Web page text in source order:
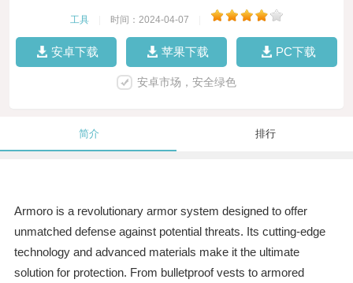
工具 时间：2024-04-07
安卓下载 苹果下载 PC下载
安卓市场，安全绿色
简介 排行
Armoro is a revolutionary armor system designed to offer
unmatched defense against potential threats. Its cutting-edge
technology and advanced materials make it the ultimate
solution for protection. From bulletproof vests to armored